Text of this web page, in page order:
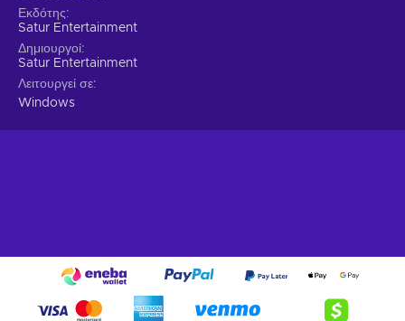
Εκδότης
Satur Entertainment
Δημιουργοί
Satur Entertainment
Λειτουργεί σε
Windows